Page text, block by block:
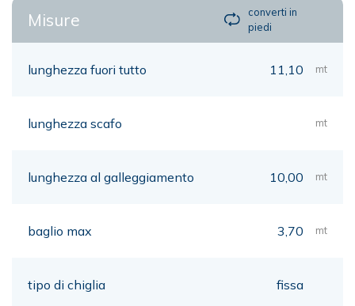
Misure
converti in
piedi
lunghezza fuori tutto 11,10 mt
lunghezza scafo mt
lunghezza al galleggiamento 10,00 mt
baglio max 3,70 mt
tipo di chiglia fissa